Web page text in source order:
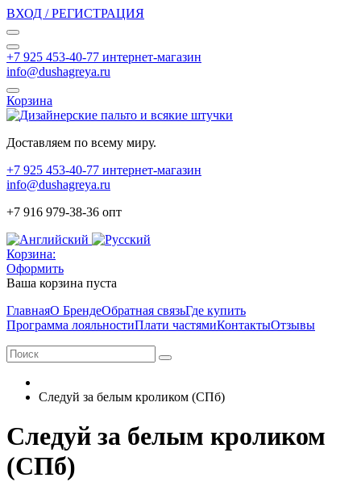
ВХОД / РЕГИСТРАЦИЯ
+7 925 453-40-77 интернет-магазин
info@dushagreya.ru
Корзина
Доставляем по всему миру.
+7 925 453-40-77 интернет-магазин
info@dushagreya.ru
+7 916 979-38-36 опт
Корзина:
Оформить
Ваша корзина пуста
ГлавнаяО БрендеОбратная связьГде купить
Программа лояльностиПлати частямиКонтактыОтзывы
Следуй за белым кроликом (СПб)
Следуй за белым кроликом
(СПб)